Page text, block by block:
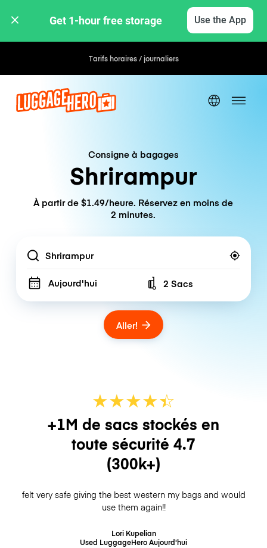
Get 1-hour free storage Use the App
Tarifs horaires / journaliers
Consigne à bagages
Shrirampur
À partir de $1.49/heure. Réservez en moins de
2 minutes.
Location
Aujourd'hui Number of bags
2 Sacs
Aller!
★★★★☆
★
+1M de sacs stockés en
toute sécurité 4.7
(300k+)
felt very safe giving the best western my bags and would
use them again!!
Lori Kupelian
Used LuggageHeroAujourd'hui